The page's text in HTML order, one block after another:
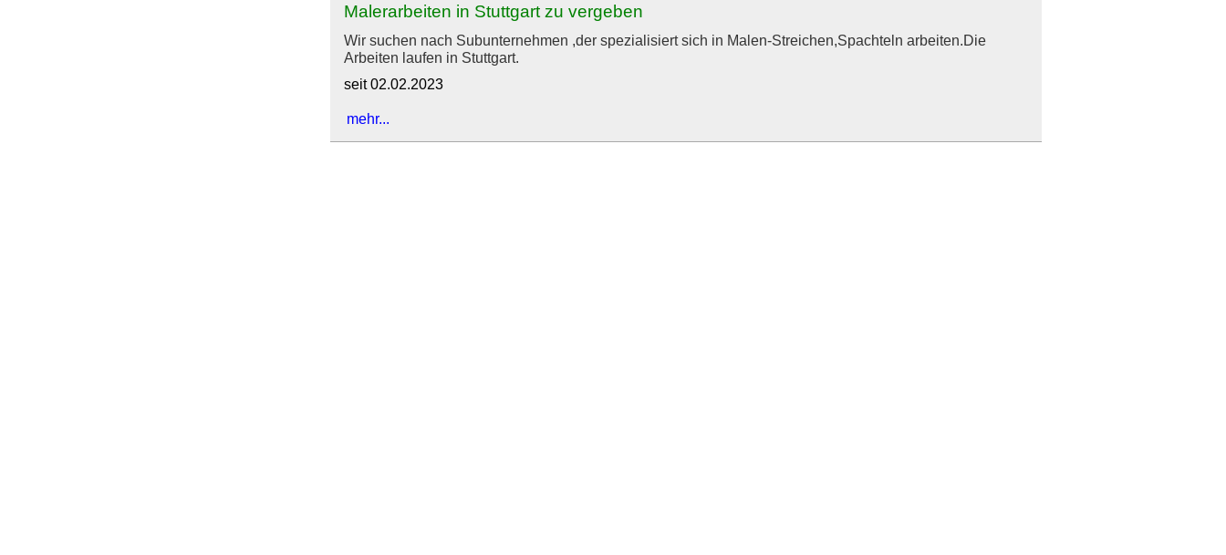
Malerarbeiten in Stuttgart zu vergeben
Wir suchen nach Subunternehmen ,der spezialisiert sich in Malen-Streichen,Spachteln arbeiten.Die
Arbeiten laufen in Stuttgart.
seit 02.02.2023
mehr...